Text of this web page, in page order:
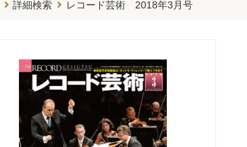
詳細検索 レコード芸術 2018年3月号